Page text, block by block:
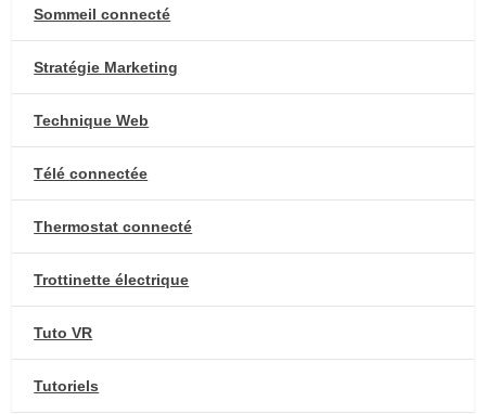
Sommeil connecté
Stratégie Marketing
Technique Web
Télé connectée
Thermostat connecté
Trottinette électrique
Tuto VR
Tutoriels